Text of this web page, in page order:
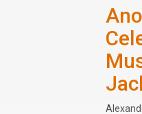
Tijd:
website
€17,50
Info: